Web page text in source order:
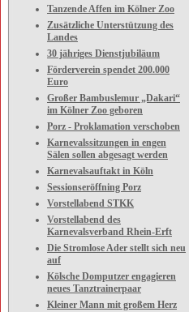
Tanzende Affen im Kölner Zoo
Zusätzliche Unterstützung des
Landes
30 jähriges Dienstjubiläum
Förderverein spendet 200.000
Euro
Großer Bambuslemur „Dakari“
im Kölner Zoo geboren
Porz - Proklamation verschoben
Karnevalssitzungen in engen
Sälen sollen abgesagt werden
Karnevalsauftakt in Köln
Sessionseröffning Porz
Vorstellabend STKK
Vorstellabend des
Karnevalsverband Rhein-Erft
Die Stromlose Ader stellt sich neu
auf
Kölsche Domputzer engagieren
neues Tanztrainerpaar
Kleiner Mann mit großem Herz